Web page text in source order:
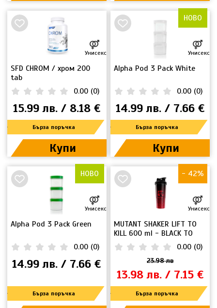
SFD CHROM / хром 200
tab
Унисекс
0.00 (0)
15.99 лв. / 8.18 €
Бърза поръчка
Купи
НОВО
Alpha Pod 3 Pack White
Унисекс
0.00 (0)
14.99 лв. / 7.66 €
Бърза поръчка
Купи
НОВО
Alpha Pod 3 Pack Green
Унисекс
0.00 (0)
14.99 лв. / 7.66 €
Бърза поръчка
НОВО
- 42%
MUTANT SHAKER LIFT TO
KILL 600 ml - BLACK TO
RED
Унисекс
0.00 (0)
23.98 лв
13.98 лв. / 7.15 €
Бърза поръчка